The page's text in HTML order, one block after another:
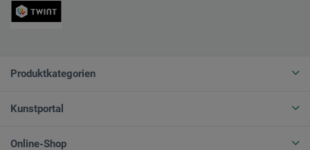
Produktkategorien
Kunstportal
Online-Shop